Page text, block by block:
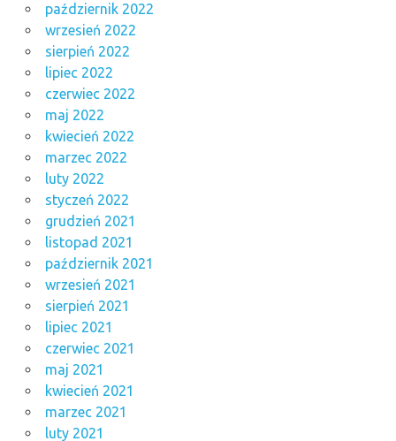
październik 2022
wrzesień 2022
sierpień 2022
lipiec 2022
czerwiec 2022
maj 2022
kwiecień 2022
marzec 2022
luty 2022
styczeń 2022
grudzień 2021
listopad 2021
październik 2021
wrzesień 2021
sierpień 2021
lipiec 2021
czerwiec 2021
maj 2021
kwiecień 2021
marzec 2021
luty 2021